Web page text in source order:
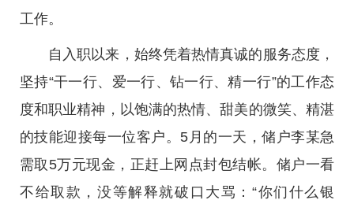
工作。
自入职以来，始终凭着热情真诚的服务态度，
坚持“干一行、爱一行、钻一行、精一行”的工作态
度和职业精神，以饱满的热情、甜美的微笑、精湛
的技能迎接每一位客户。5月的一天，储户李某急
需取5万元现金，正赶上网点封包结帐。储户一看
不给取款，没等解释就破口大骂：“你们什么银